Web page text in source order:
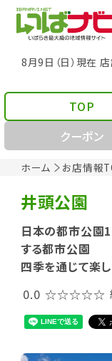
8月9日（日）現在
ホーム お店情報
TOP
クーポン
井頭公園
日本の都市公園
する都市公園
四季を通じて楽
0.0 ☆☆☆☆☆